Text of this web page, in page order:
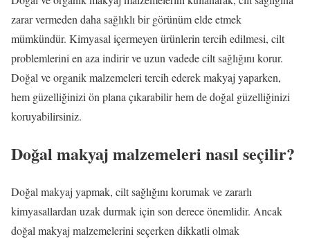
zarar vermeden daha sağlıklı bir görünüm elde etmek
mümkündür. Kimyasal içermeyen ürünlerin tercih edilmesi, cilt
problemlerini en aza indirir ve uzun vadede cilt sağlığını korur.
Doğal ve organik malzemeleri tercih ederek makyaj yaparken,
hem güzelliğinizi ön plana çıkarabilir hem de doğal güzelliğinizi
koruyabilirsiniz.
Doğal makyaj malzemeleri nasıl seçilir?
Doğal makyaj yapmak, cilt sağlığını korumak ve zararlı
kimyasallardan uzak durmak için son derece önemlidir. Ancak
doğal makyaj malzemelerini seçerken dikkatli olmak